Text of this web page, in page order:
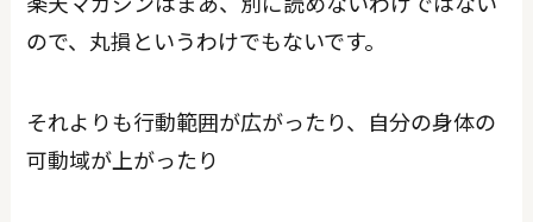
ので、丸損というわけでもないです。
それよりも行動範囲が広がったり、自分の身体の
可動域が上がったり